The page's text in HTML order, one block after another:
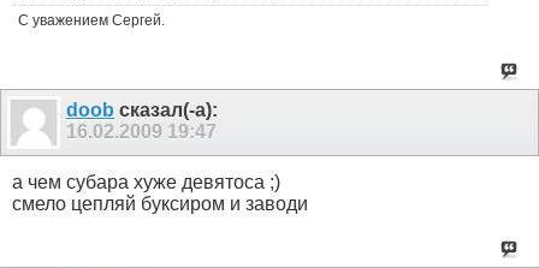
С уважением Сергей.
doob сказал(-а):
16.02.2009 19:47
а чем субара хуже девятоса ;)
смело цепляй буксиром и заводи